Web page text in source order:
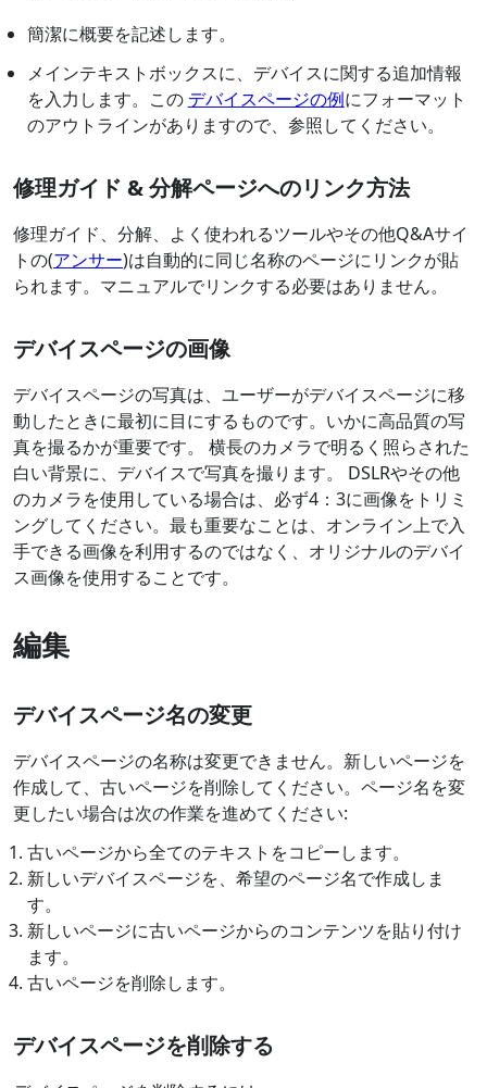
簡潔に概要を記述します。
メインテキストボックスに、デバイスに関する追加情報
を入力します。この デバイスページの例にフォーマット
のアウトラインがありますので、参照してください。
修理ガイド & 分解ページへのリンク方法
修理ガイド、分解、よく使われるツールやその他Q&Aサイ
トの(アンサー)は自動的に同じ名称のページにリンクが貼
られます。マニュアルでリンクする必要はありません。
デバイスページの画像
デバイスページの写真は、ユーザーがデバイスページに移
動したときに最初に目にするものです。いかに高品質の写
真を撮るかが重要です。 横長のカメラで明るく照らされた
白い背景に、デバイスで写真を撮ります。 DSLRやその他
のカメラを使用している場合は、必ず4：3に画像をトリミ
ングしてください。最も重要なことは、オンライン上で入
手できる画像を利用するのではなく、オリジナルのデバイ
ス画像を使用することです。
編集
デバイスページ名の変更
デバイスページの名称は変更できません。新しいページを
作成して、古いページを削除してください。ページ名を変
更したい場合は次の作業を進めてください:
古いページから全てのテキストをコピーします。
新しいデバイスページを、希望のページ名で作成しま
す。
新しいページに古いページからのコンテンツを貼り付け
ます。
古いページを削除します。
デバイスページを削除する